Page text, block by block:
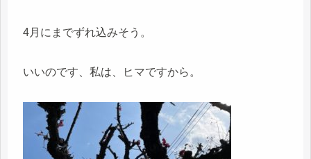
4月にまでずれ込みそう。
いいのです、私は、ヒマですから。